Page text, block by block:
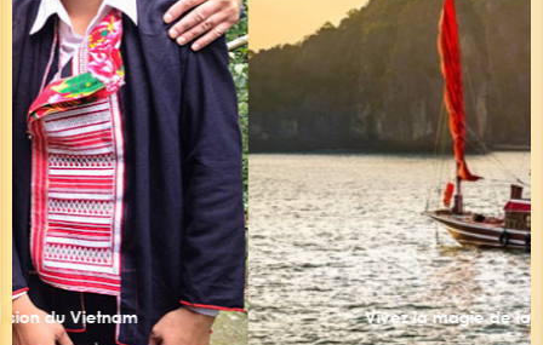
Vivez la magie de la baie d’Halong